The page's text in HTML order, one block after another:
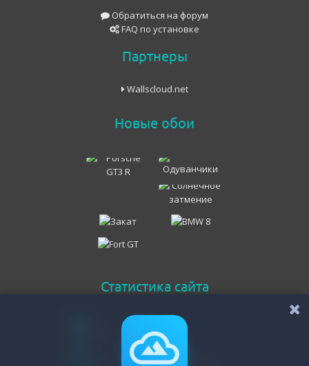
Обратиться на форум
FAQ по установке
Партнеры
Wallscloud.net
Новые обои
Статистика сайта
Онлайн всего
Гостей